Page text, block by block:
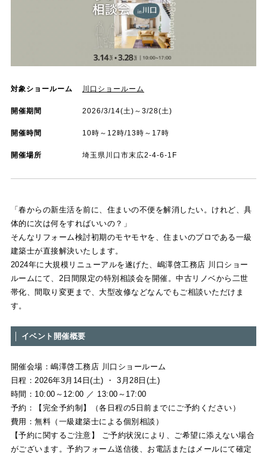
対象ショールーム 川口ショールーム
開催期間 2026/3/14(土)～3/28(土)
開催時間 10時～12時/13時～17時
開催場所 埼玉県川口市末広2-4-6-1F
「春からの新生活を前に、住まいの不便を解消したい。けれど、具
体的に次は何をすればいいの？」
そんなリフォーム検討初期のモヤモヤを、住まいのプロである一級
建築士が直接解決いたします。
2024年に大規模リニューアルを遂げた、嶋澤啓工務店 川口ショー
ルームにて、2日間限定の特別相談会を開催。中古リノベから二世
帯化、間取り変更まで、大型改修などなんでもご相談いただけま
す。
│ イベント開催概要
開催会場：嶋澤啓工務店 川口ショールーム
日程：2026年3月14日(土) ・ 3月28日(土)
時間：10:00～12:00 ／ 13:00～17:00
予約：【完全予約制】（各日程の5日前までにご予約ください）
費用：無料（一級建築士による個別相談）
【予約に関するご注意】 ご予約状況により、ご希望に添えない場合
がございます。予約フォーム送信後、お電話またはメールにて確定